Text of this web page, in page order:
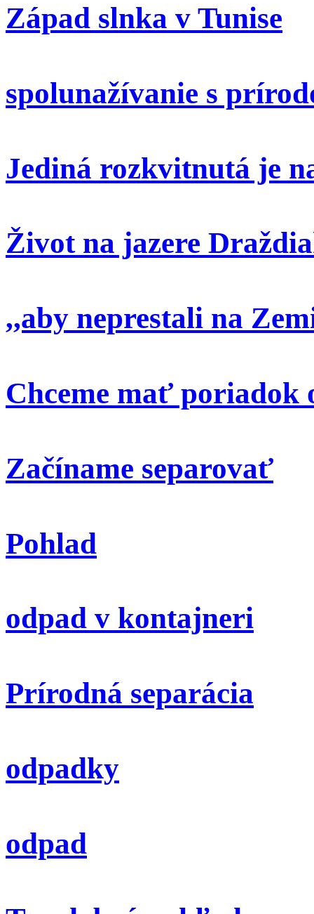
Západ slnka v Tunise
spolunažívanie s
Jediná rozkvitnutá je
Život na jazere
,,aby neprestali na
Chceme mať poriadok
Začíname separovať
Pohlad
odpad v kontajneri
Prírodná separácia
odpadky
odpad